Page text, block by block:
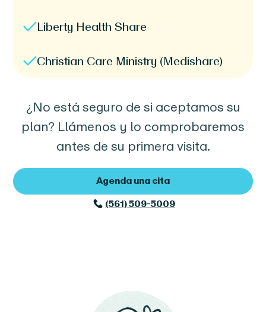
Liberty Health Share
Christian Care Ministry (Medishare)
¿No está seguro de si aceptamos su
plan? Llámenos y lo comprobaremos
antes de su primera visita.
Agenda una cita
(561) 509-5009